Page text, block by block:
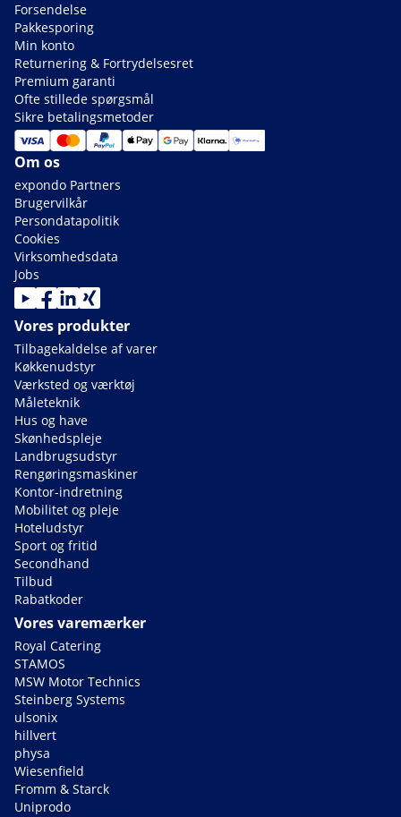
Forsendelse
Pakkesporing
Min konto
Returnering & Fortrydelsesret
Premium garanti
Ofte stillede spørgsmål
Sikre betalingsmetoder
Om os
expondo Partners
Brugervilkår
Persondatapolitik
Cookies
Virksomhedsdata
Jobs
Vores produkter
Tilbagekaldelse af varer
Køkkenudstyr
Værksted og værktøj
Måleteknik
Hus og have
Skønhedspleje
Landbrugsudstyr
Rengøringsmaskiner
Kontor-indretning
Mobilitet og pleje
Hoteludstyr
Sport og fritid
Secondhand
Tilbud
Rabatkoder
Vores varemærker
Royal Catering
STAMOS
MSW Motor Technics
Steinberg Systems
ulsonix
hillvert
physa
Wiesenfield
Fromm & Starck
Uniprodo